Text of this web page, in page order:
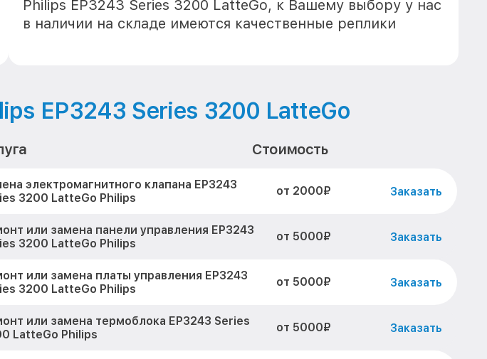
Philips EP3243 Series 3200 LatteGo, к Вашему выбору у нас
в наличии на складе имеются качественные реплики
EP3243 Series 3200 LatteGo
Стоимость
электромагнитного клапана EP3243
3200 LatteGo Philips
от 2000₽ Заказать
или замена панели управления EP3243
3200 LatteGo Philips
от 5000₽ Заказать
или замена платы управления EP3243
3200 LatteGo Philips
от 5000₽ Заказать
или замена термоблока EP3243 Series
LatteGo Philips
от 5000₽ Заказать